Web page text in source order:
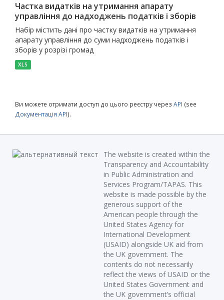
Частка видатків на утримання апарату
управління до надходжень податків і зборів
Набір містить дані про частку видатків на утримання
апарату управління до суми надходжень податків і
зборів у розрізі громад
XLS
Ви можете отримати доступ до цього реєстру через API (see
Документація API).
The website is created within the
Transparency and Accountability
in Public Administration and
Services Program/TAPAS. This
website is made possible by the
generous support of the
American people through the
United States Agency for
International Development
(USAID) alongside UK aid from
the UK government. The
contents do not necessarily
reflect the views of USAID or the
United States Government and
the UK government’s official